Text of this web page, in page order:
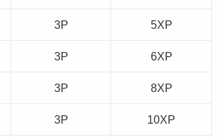
3P 5XP
3P 6XP
3P 8XP
3P 10XP